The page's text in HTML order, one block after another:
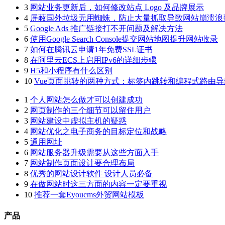
3 网站业务更新后，如何修改站点 Logo 及品牌展示
4 屏蔽国外垃圾无用蜘蛛，防止大量抓取导致网站崩溃浪
5 Google Ads 推广链接打不开问题及解决方法
6 使用Google Search Console提交网站地图提升网站收录
7 如何在腾讯云申请1年免费SSL证书
8 在阿里云ECS上启用IPv6的详细步骤
9 H5和小程序有什么区别
10 Vue页面跳转的两种方式：标签内跳转和编程式路由导
1 个人网站怎么做才可以创建成功
2 网页制作的三个细节可以留住用户
3 网站建设中虚拟主机的疑惑
4 网站优化之电子商务的目标定位和战略
5 通用网址
6 网站服务器升级需要从这些方面入手
7 网站制作页面设计要合理布局
8 优秀的网站设计软件 设计人员必备
9 在做网站时这三方面的内容一定要重视
10 推荐一套Eyoucms外贸网站模板
产品